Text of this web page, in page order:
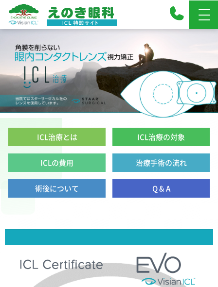
ICL治療とは ICL治療の対象
ICLの費用 治療手術の流れ
術後について Q & A